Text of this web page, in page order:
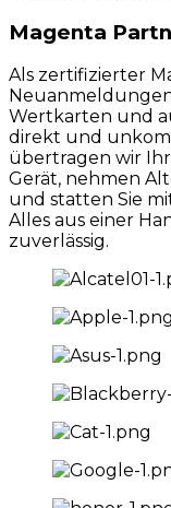
Magenta
Als zertifizierter
Wertkarten und
direkt und
übertragen wir
Gerät, nehmen
und statten Sie
Alles aus einer
zuverlässig.